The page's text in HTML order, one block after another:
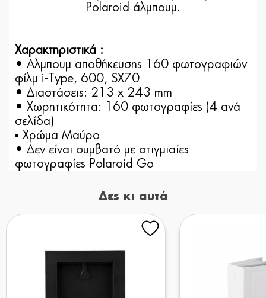
Polaroid άλμπουμ.
Χαρακτηριστικά :
• Αλμπουμ αποθήκευσης 160 φωτογραφιών
φίλμ i-Type, 600, SX70
• Διαστάσεις: 213 x 243 mm
• Χωρητικότητα: 160 φωτογραφίες (4 ανά
σελίδα)
▪ Χρώμα Μαύρο
• Δεν είναι συμβατό με στιγμιαίες
φωτογραφίες Polaroid Go
Δες κι αυτά